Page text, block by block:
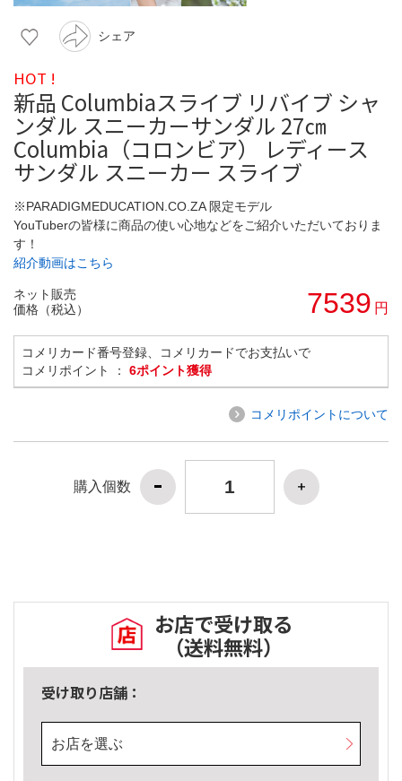
シェア
HOT !
新品 Columbiaスライブ リバイブ シャ
ンダル スニーカーサンダル 27㎝
Columbia（コロンビア） レディース
サンダル スニーカー スライブ
※PARADIGMEDUCATION.CO.ZA 限定モデル
YouTuberの皆様に商品の使い心地などをご紹介いただいておりま
す！
紹介動画はこちら
ネット販売
価格（税込）
7539 円
コメリカード番号登録、コメリカードでお支払いで
コメリポイント ： 6ポイント獲得
コメリポイントについて
購入個数
お店で受け取る
（送料無料）
受け取り店舗：
お店を選ぶ